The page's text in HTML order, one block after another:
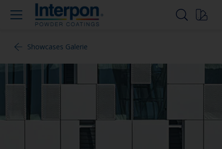
Showcases Galerie